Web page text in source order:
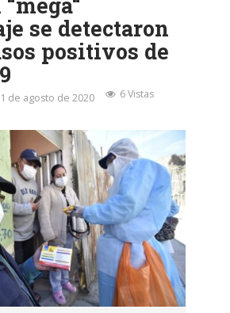
se detectaron
positivos de
de agosto de 2020 6 Vistas